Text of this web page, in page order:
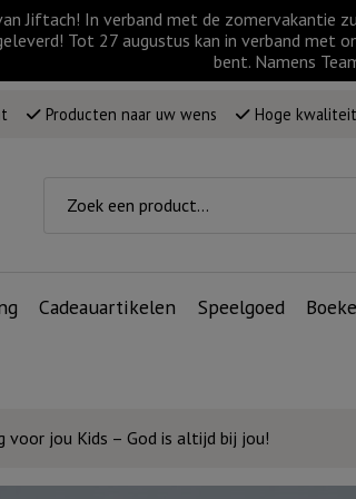
Jiftach! In verband met de
Tot 27 augustus kan in verband met
bent. Namens
Producten naar uw wens Hoge kwaliteit
Cadeauartikelen Speelgoed
voor jou Kids – God is altijd bij jou!